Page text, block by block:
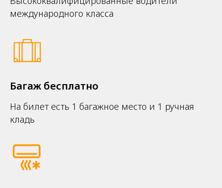
международного класса
Багаж бесплатно
На билет есть 1 багажное место и 1 ручная
кладь